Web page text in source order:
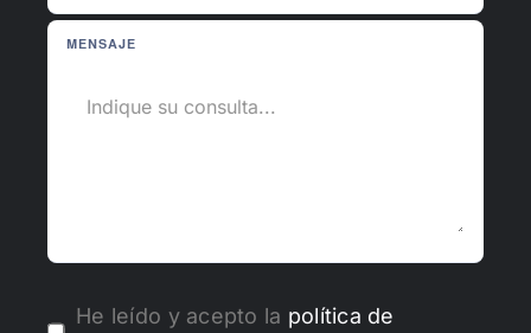
MENSAJE
He leído y acepto la política de